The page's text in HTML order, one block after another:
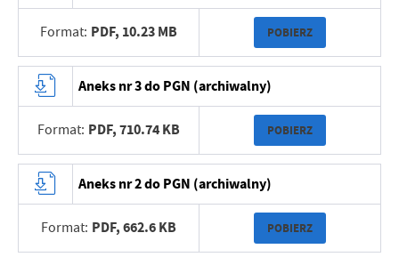
Format: PDF, 10.23 MB POBIERZ
Aneks nr 3 do PGN (archiwalny)
Format: PDF,710.74 KB POBIERZ
Aneks nr 2 do PGN (archiwalny)
Format: PDF,662.6 KB POBIERZ